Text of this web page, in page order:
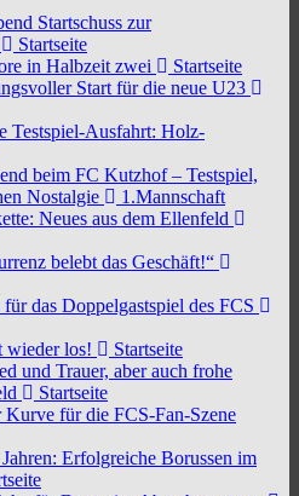
Startschuss zur
Startseite
in Halbzeit zwei
Startseite
Start für die neue U23
Testspiel-Ausfahrt: Holz-
beim FC Kutzhof – Testspiel,
Nostalgie
1.Mannschaft
Neues aus dem Ellenfeld
belebt das Geschäft!“
das Doppelgastspiel des FCS
wieder los!
Startseite
und Trauer, aber auch frohe
Startseite
Kurve für die FCS-Fan-Szene
Erfolgreiche Borussen im